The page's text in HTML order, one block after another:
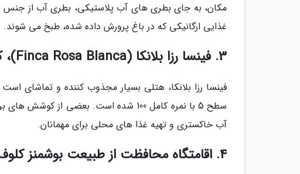
مکان، به جای بطری های آب پلاستیکی، بطری آب از جنس
غذایی ارگانیکی که در باغ پرورش داده شده، طبخ می شوند.
3. فینسا رزا بلانکا (Finca Rosa Blanca)، کاستاریکا
فینسا رزا بلانکا، هتلی بسیار مجذوب کننده و تماشای
سطح 5 با نمره کامل 100 شده است. بعضی
آب خاکستری و تهیه غذا های محلی برای مهمانان.
4. اقامتگاه محافظت از طبیعت بوشمنز کلوف (Bushmans Kloof)، آفریقای جنوبی